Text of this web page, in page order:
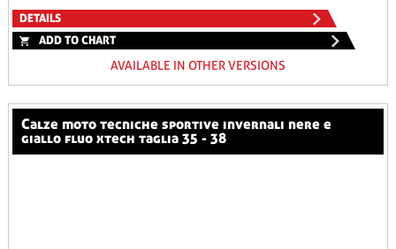
DETAILS
ADD TO CHART
AVAILABLE IN OTHER VERSIONS
calze moto tecniche sportive invernali nere e
giallo fluo xtech taglia 35 - 38